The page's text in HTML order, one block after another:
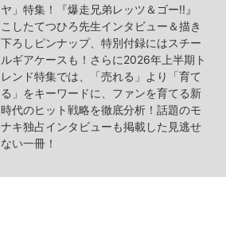
ヤ」特集！『爆走兄弟レッツ＆ゴー!!』
こしたてつひろ先生インタビュー＆描き
下ろしピンナップ、特別付録にはスチー
ルギアケースも！さらに2026年上半期ト
レンド特集では、「売れる」より「育て
る」をキーワードに、ファンを育てる新
時代のヒット戦略を徹底分析！話題のモ
ナキ独占インタビューも掲載した見逃せ
ない一冊！